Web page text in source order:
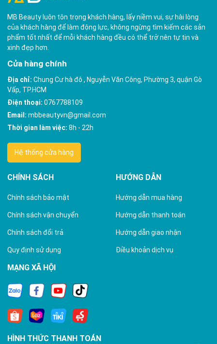
MB Beauty luôn tôn trọng khách hàng, lấy niềm vui, sự hài lòng
của khách hàng để làm động lực, không ngừng tìm kiếm các sản
phẩm tốt nhất để mỗi khách hàng đều có thể trở nên tự tin và
xinh đẹp hơn.
Cửa hàng chính
Địa chỉ: Chung Cư hà đô , Nguyễn Văn Công, Phường 3, quận Gò
Vấp, TP.HCM
Điện thoại: 0767788109
Email: mbbeautyvn@gmail.com
Thời gian làm việc: 8h - 22h
Hệ thống cửa hàng
CHÍNH SÁCH
Chính sách bảo mật
Chính sách vận chuyển
Chính sách đổi trả
Quy định sử dụng
HƯỚNG DẪN
Hướng dẫn mua hàng
Hướng dẫn thanh toán
Hướng dẫn giao nhận
Điều khoản dịch vụ
MẠNG XÃ HỘI
HÌNH THỨC THANH TOÁN